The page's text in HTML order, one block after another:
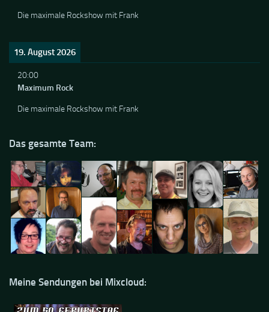
Die maximale Rockshow mit Frank
19. August 2026
20:00
Maximum Rock
Die maximale Rockshow mit Frank
Das gesamte Team:
Meine Sendungen bei Mixcloud: